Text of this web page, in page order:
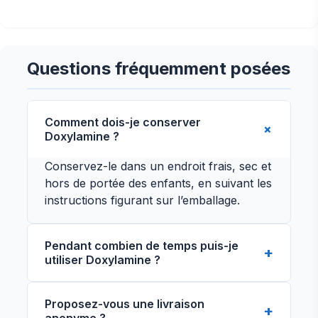
Questions fréquemment posées
Comment dois-je conserver
Doxylamine ?
Conservez-le dans un endroit frais, sec et
hors de portée des enfants, en suivant les
instructions figurant sur l’emballage.
Pendant combien de temps puis-je
utiliser Doxylamine ?
recommandation du médecin. Ne l’utilisez
Proposez-vous une livraison